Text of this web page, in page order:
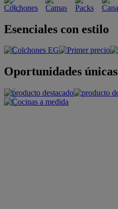
Esenciales con estilo
Oportunidades únicas